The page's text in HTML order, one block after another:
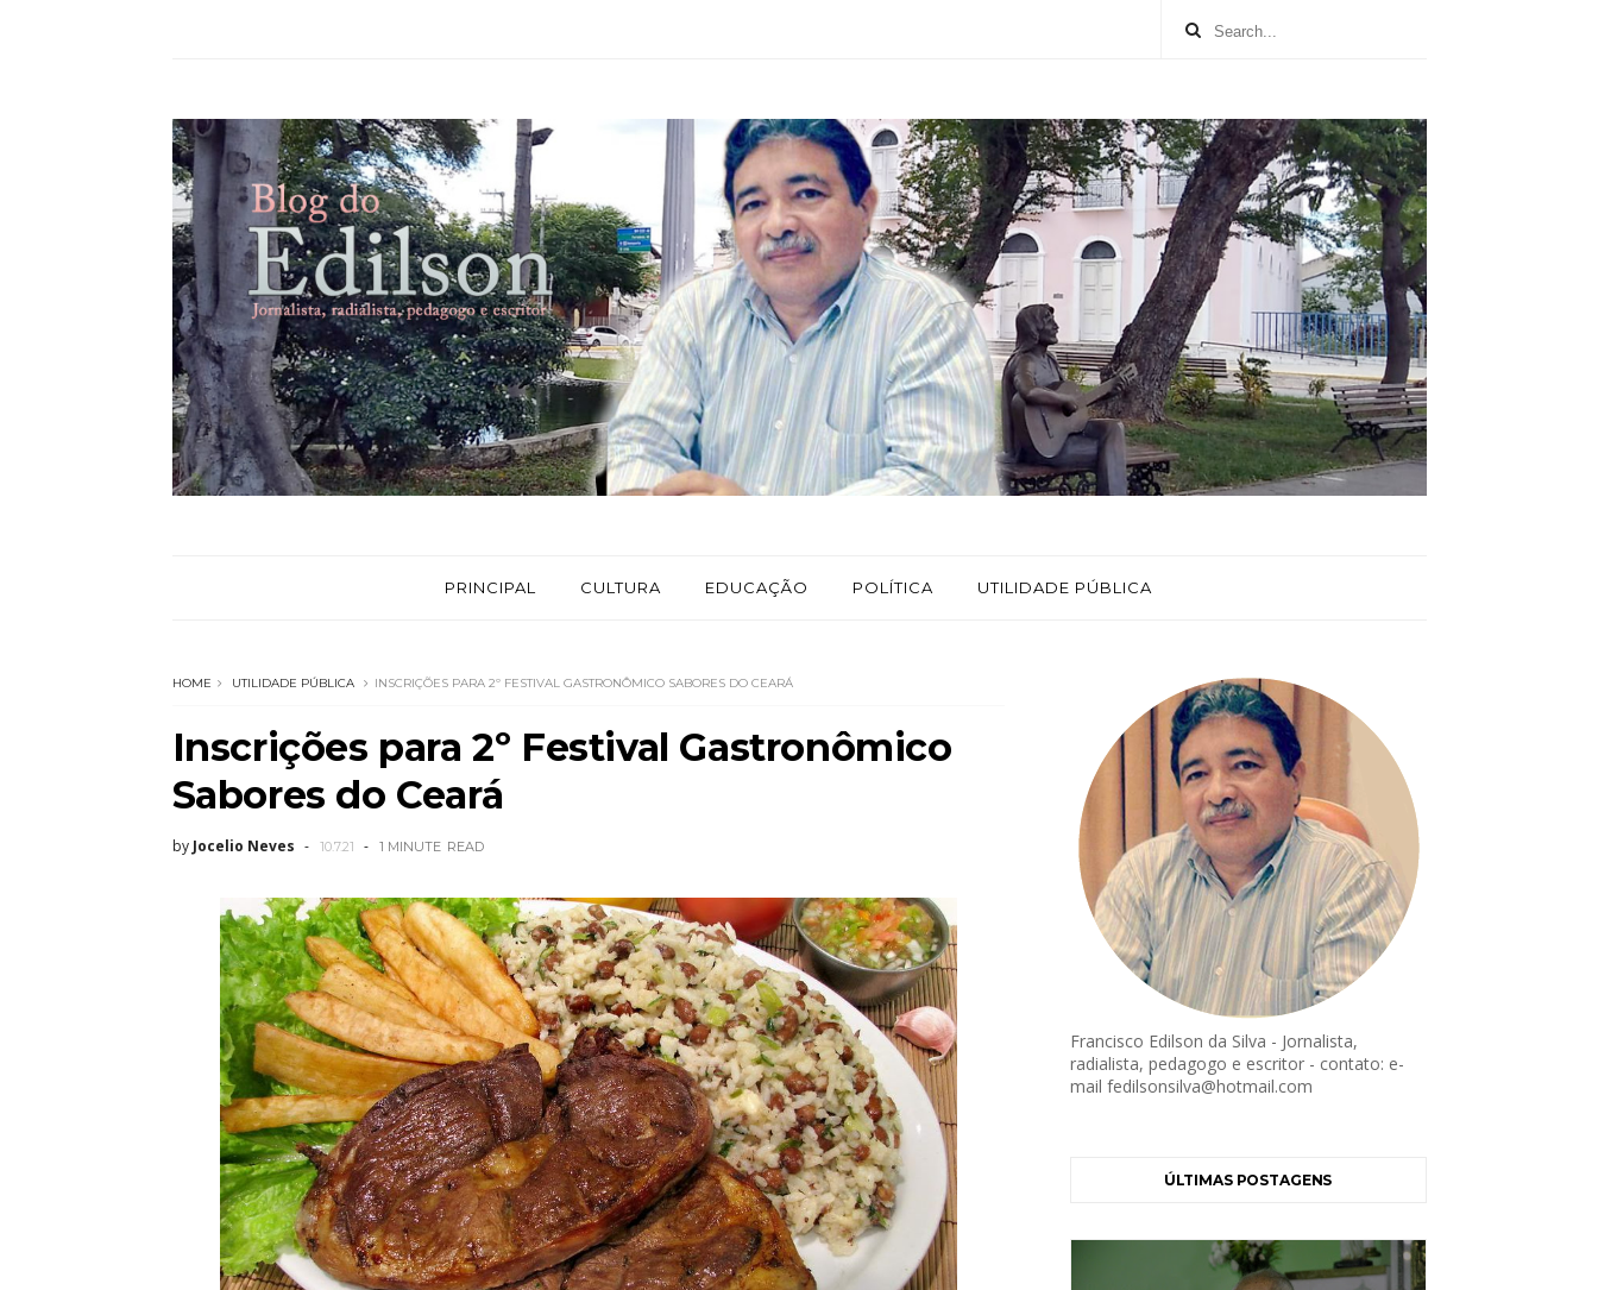
PRINCIPAL CULTURA EDUCAÇÃO POLÍTICA UTILIDADE PÚBLICA
HOME UTILIDADE PÚBLICA INSCRIÇÕES PARA 2º FESTIVAL GASTRONÔMICO SABORES DO CEARÁ
Inscrições para 2º Festival Gastronômico
Sabores do Ceará
by Jocelio Neves 10.7.21 1 MINUTE READ
Francisco Edilson da Silva - Jornalista,
radialista, pedagogo e escritor - contato: e-
mail fedilsonsilva@hotmail.com
ÚLTIMAS POSTAGENS